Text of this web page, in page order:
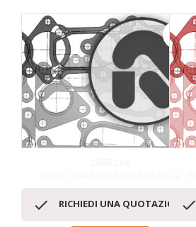
 RICHIEDI UNA QUOTAZIONE
favorite_border
